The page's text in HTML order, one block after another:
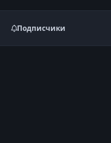
Подписчики